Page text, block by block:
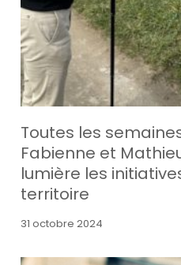
Toutes les
Fabienne et
lumière les
territoire
31 octobre 2024